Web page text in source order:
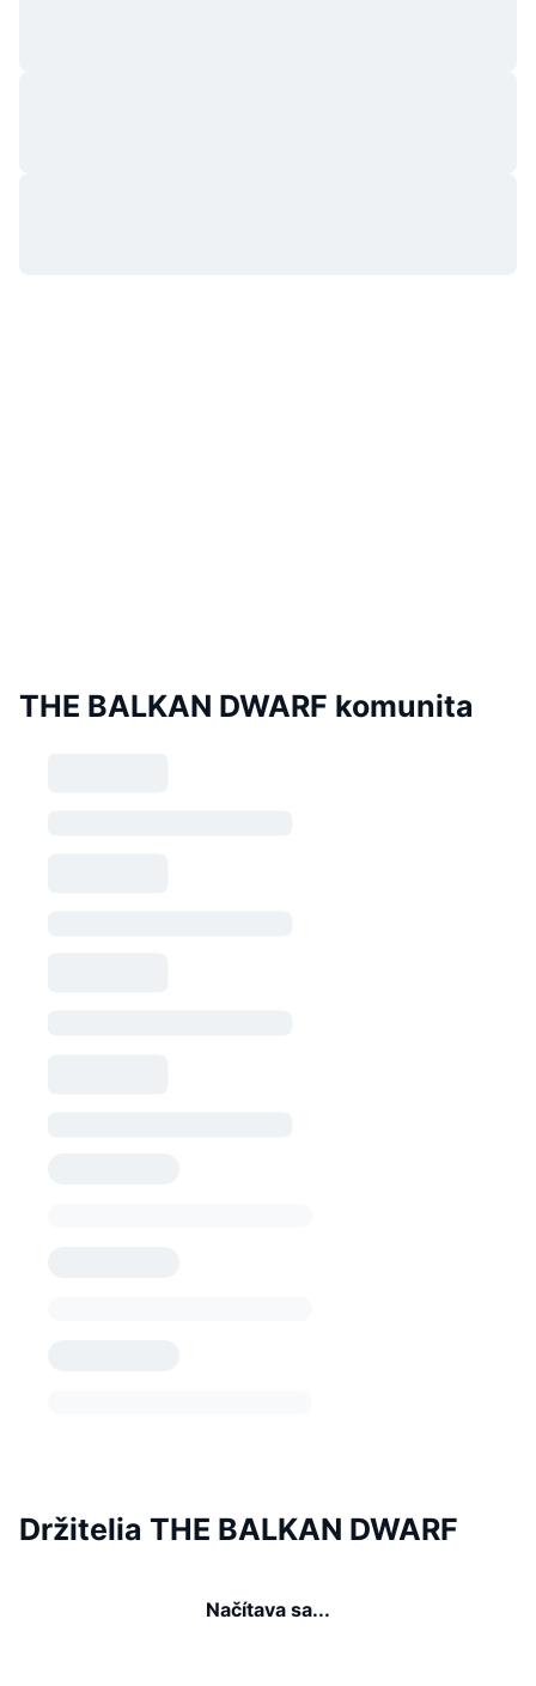
THE BALKAN DWARF komunita
Držitelia THE BALKAN DWARF
Načítava sa...